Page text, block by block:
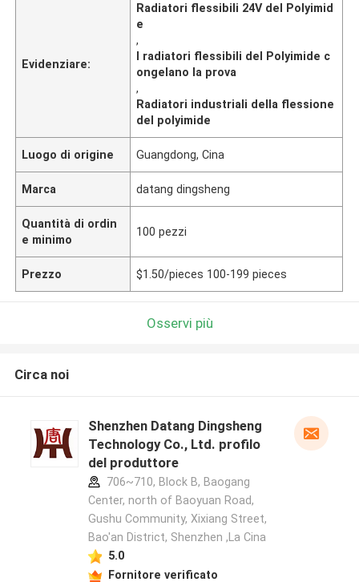
Evidenziare:
Radiatori flessibili 24V del Polyimid
e
,
I radiatori flessibili del Polyimide c
ongelano la prova
,
Radiatori industriali della flessione
del polyimide
Luogo di origine Guangdong, Cina
Marca datang dingsheng
Quantità di ordin
e minimo
100 pezzi
Prezzo $1.50/pieces 100-199 pieces
Osservi più
Circa noi
Shenzhen Datang Dingsheng
Technology Co., Ltd. profilo
del produttore
706~710, Block B, Baogang
Center, north of Baoyuan Road,
Gushu Community, Xixiang Street,
Bao'an District, Shenzhen ,La Cina
5.0
Fornitore verificato